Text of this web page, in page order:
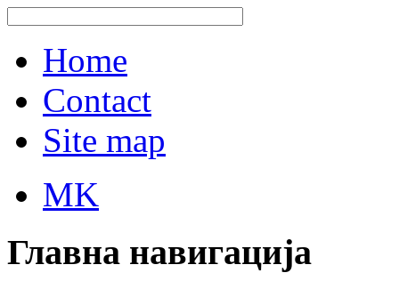
Home
Contact
Site map
MK
Главна навигација